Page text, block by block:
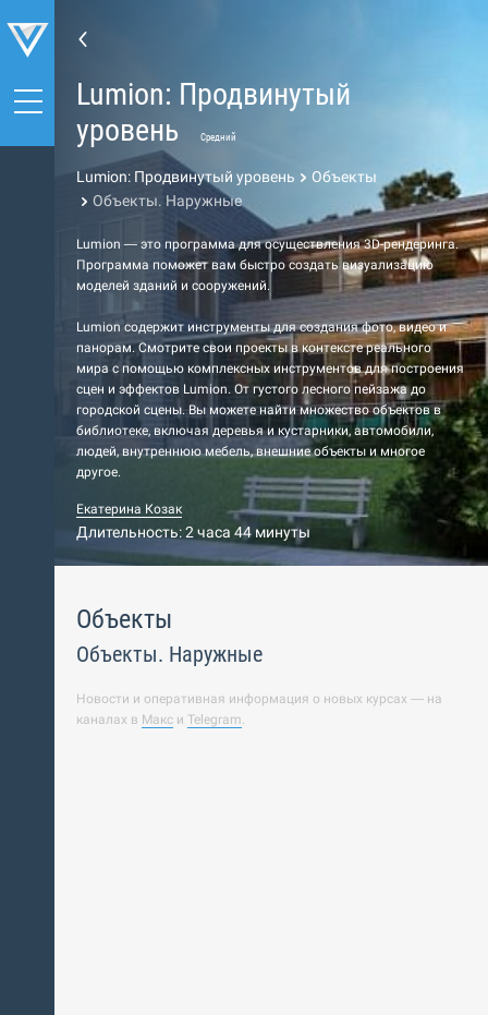
Lumion: Продвинутый
уровень
Средний
Lumion: Продвинутый уровень
Объекты
Объекты. Наружные
Lumion — это программа для осуществления 3D-рендеринга.
Программа поможет вам быстро создать визуализацию
моделей зданий и сооружений.
Lumion содержит инструменты для создания фото, видео и
панорам. Смотрите свои проекты в контексте реального
мира с помощью комплексных инструментов для построения
сцен и эффектов Lumion. От густого лесного пейзажа до
городской сцены. Вы можете найти множество объектов в
библиотеке, включая деревья и кустарники, автомобили,
людей, внутреннюю мебель, внешние объекты и многое
другое.
Екатерина Козак
Длительность: 2 часа 44 минуты
Объекты
Объекты. Наружные
Новости и оперативная информация о новых курсах — на
каналах в Макс и Telegram.